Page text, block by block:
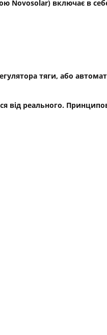
Novosolar) включає в
тяги, або
від реального.